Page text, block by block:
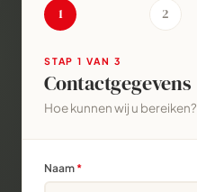
1 2
STAP 1 VAN 3
Contactgegevens
Hoe kunnen wij u bereiken?
Naam *